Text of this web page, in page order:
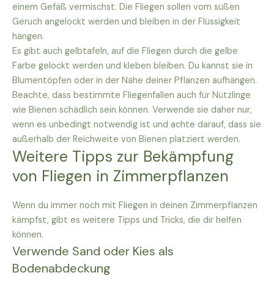
einem Gefäß vermischst. Die Fliegen sollen vom süßen
Geruch angelockt werden und bleiben in der Flüssigkeit
hängen.
Es gibt auch gelbtafeln, auf die Fliegen durch die gelbe
Farbe gelockt werden und kleben bleiben. Du kannst sie in
Blumentöpfen oder in der Nähe deiner Pflanzen aufhängen.
Beachte, dass bestimmte Fliegenfallen auch für Nützlinge
wie Bienen schädlich sein können. Verwende sie daher nur,
wenn es unbedingt notwendig ist und achte darauf, dass sie
außerhalb der Reichweite von Bienen platziert werden.
Weitere Tipps zur Bekämpfung
von Fliegen in Zimmerpflanzen
Wenn du immer noch mit Fliegen in deinen Zimmerpflanzen
kämpfst, gibt es weitere Tipps und Tricks, die dir helfen
können.
Verwende Sand oder Kies als
Bodenabdeckung